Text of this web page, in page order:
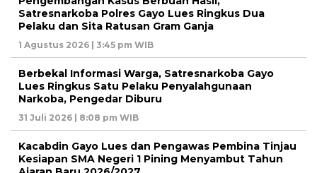
Satresnarkoba Polres Gayo Lues Ringkus Dua
Pelaku dan Sita Ratusan Gram Ganja
1 Agustus 2026 | 3:45 pm WIB
Berbekal Informasi Warga, Satresnarkoba Gayo
Lues Ringkus Satu Pelaku Penyalahgunaan
Narkoba, Pengedar Diburu
31 Juli 2026 | 8:08 pm WIB
Kacabdin Gayo Lues dan Pengawas Pembina Tinjau
Kesiapan SMA Negeri 1 Pining Menyambut Tahun